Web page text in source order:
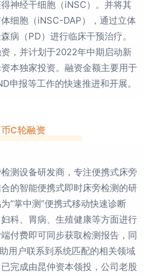
神经干细胞（iNSC）。并将其
细胞（iNSC-DAP），通过立体
病（PD）进行临床干预治疗。
，并计划于2022年中期启动新
本独家投资。融资金额主要用于
申报等工作的快速推进和开展。
C轮融资
测设备研发商，专注便携式床旁
的智能便携式即时床旁检测的研
“掌中测”便携式移动快速诊断
科、胃病、生殖健康等方面进行
付费即可同步获取检测报告，同
用户联系到系统匹配的相关领域
完成由昆仲资本领投，公司老股